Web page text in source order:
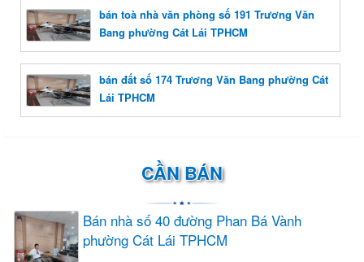
bán toà nhà văn phòng số 191 Trương Văn
Bang phường Cát Lái TPHCM
bán đất số 174 Trương Văn Bang phường Cát
Lái TPHCM
CẦN BÁN
Bán nhà số 40 đường Phan Bá Vành
phường Cát Lái TPHCM